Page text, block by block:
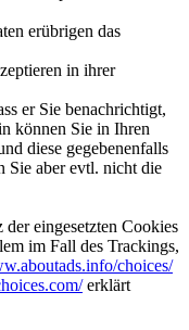
erübrigen das
in ihrer
er Sie benachrichtigt,
können Sie in Ihren
diese gegebenenfalls
Sie aber evtl. nicht die
eingesetzten Cookies
im Fall des Trackings,
choices/
erklärt